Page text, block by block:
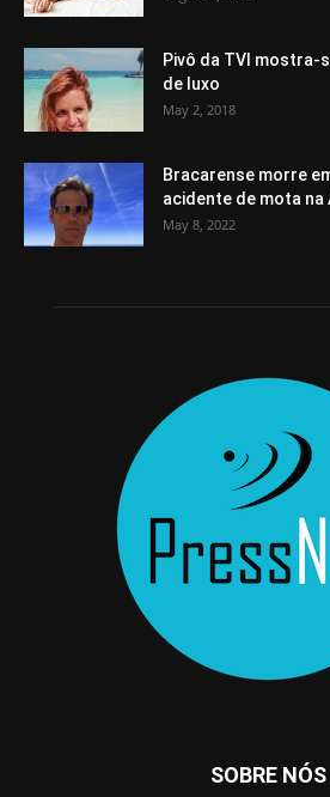
Pivô da TVI mostra-
de luxo
May 2, 2018
Bracarense morre
acidente de mota na
May 8, 2022
SOBRE NÓS